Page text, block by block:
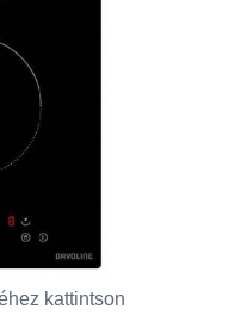
kattintson